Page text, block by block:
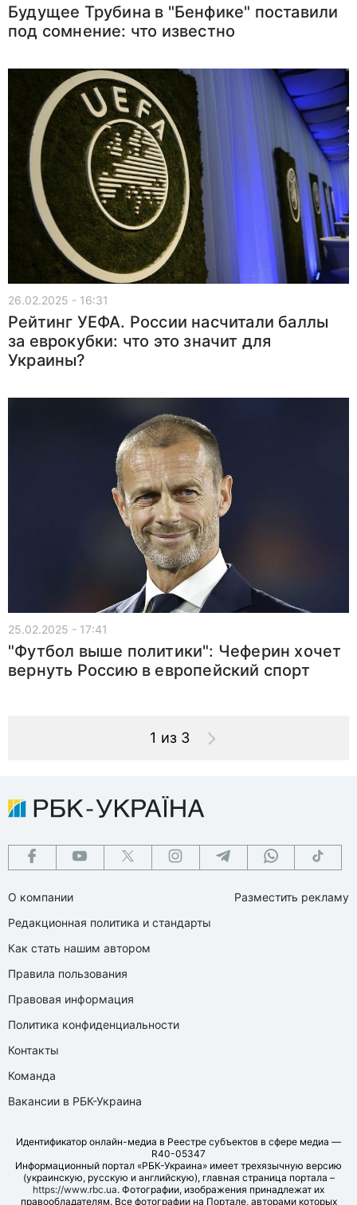
Будущее Трубина в "Бенфике" поставили
под сомнение: что известно
26.02.2025 - 16:31
Рейтинг УЕФА. России насчитали баллы
за еврокубки: что это значит для
Украины?
25.02.2025 - 17:41
"Футбол выше политики": Чеферин хочет
вернуть Россию в европейский спорт
1 из 3
О компании
Редакционная политика и стандарты
Как стать нашим автором
Правила пользования
Правовая информация
Политика конфиденциальности
Контакты
Команда
Вакансии в РБК-Украина
Разместить рекламу
Идентификатор онлайн-медиа в Реестре субъектов в сфере медиа —
R40-05347
Информационный портал «РБК-Украина» имеет трехязычную версию
(украинскую, русскую и английскую), главная страница портала –
https://www.rbc.ua. Фотографии, изображения принадлежат их
правообладателям. Все фотографии на Портале, авторами которых